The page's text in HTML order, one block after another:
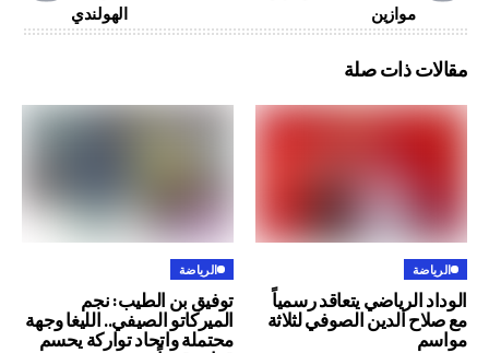
صلة
يتعاقد رسمياً
الصوفي لثلاثة
توفيق بن الطيب: نجم
الميركاتو الصيفي.. الليغا وجهة
محتملة واتحاد تواركة يحسم